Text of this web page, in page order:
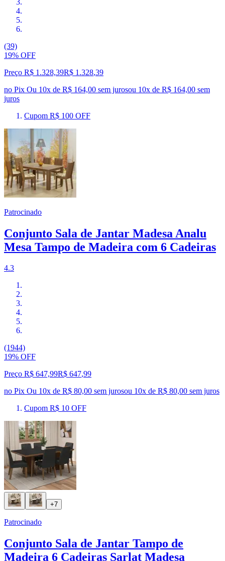
(39)
19% OFF
Preço R$ 1.328,39R$ 1.328,39
no Pix Ou 10x de R$ 164,00 sem jurosou 10x de R$ 164,00 sem
juros
Cupom R$ 100 OFF
Patrocinado
Conjunto Sala de Jantar Madesa Analu
Mesa Tampo de Madeira com 6 Cadeiras
4.3
(1944)
19% OFF
Preço R$ 647,99R$ 647,99
no Pix Ou 10x de R$ 80,00 sem jurosou 10x de R$ 80,00 sem juros
Cupom R$ 10 OFF
+7
Patrocinado
Conjunto Sala de Jantar Tampo de
Madeira 6 Cadeiras Sarlat Madesa